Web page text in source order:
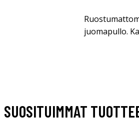
juomapullo.
SUOSITUIMMAT